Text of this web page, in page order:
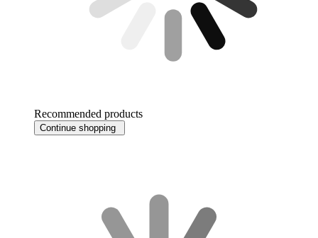
Recommended products
Continue shopping